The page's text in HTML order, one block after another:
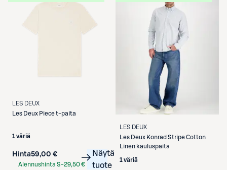
LES DEUX
Les Deux Piece t-paita
1 väriä
Hinta59,00 €
Alennushinta S-29,50 €
Näytä
tuote
LES DEUX
Les Deux Konrad Stripe Cotton
Linen kauluspaita
1 väriä